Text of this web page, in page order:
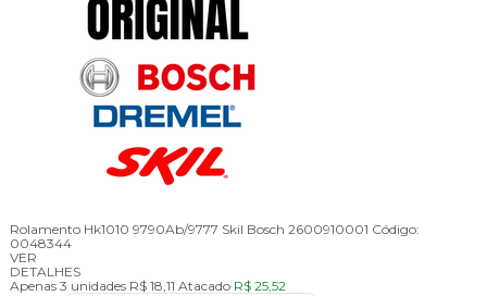
Rolamento Hk1010 9790Ab/9777 Skil Bosch 2600910001 Código:
0048344
VER
DETALHES
Apenas 3 unidades R$ 18,11 Atacado R$ 25,52